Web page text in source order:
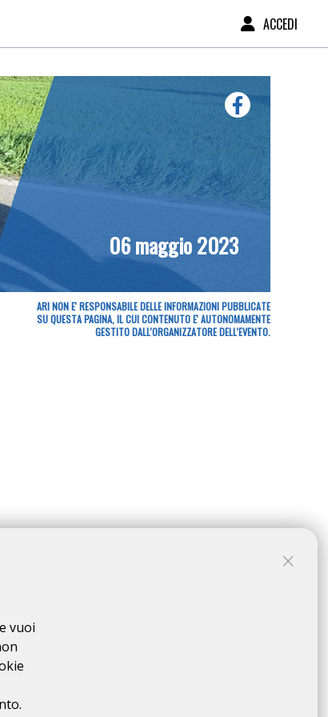
ACCEDI
06 maggio 2023
ARI NON E' RESPONSABILE DELLE INFORMAZIONI PUBBLICATE
SU QUESTA PAGINA, IL CUI CONTENUTO E' AUTONOMAMENTE
GESTITO DALL'ORGANIZZATORE DELL'EVENTO.
e hanno 43 ore di tempo massimo.
e hanno 23 ore di tempo massimo.
hanno 21 ore di tempo massimo.
vuoi